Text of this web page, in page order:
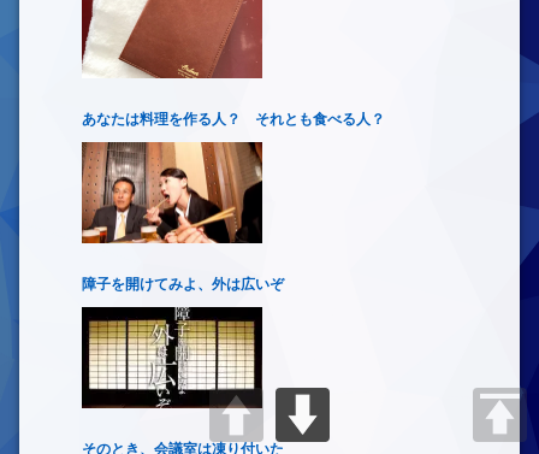
あなたは料理を作る人？ それとも食べる人？
障子を開けてみよ、外は広いぞ
そのとき、会議室は凍り付いた